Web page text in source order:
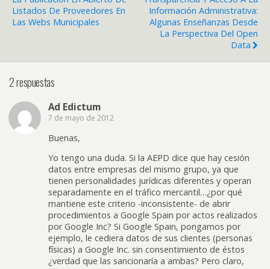
Listados De Proveedores En
Las Webs Municipales
Información Administrativa:
Algunas Enseñanzas Desde
La Perspectiva Del Open
Data
2 respuestas
Ad Edictum
7 de mayo de 2012
Buenas,
Yo tengo una duda. Si la AEPD dice que hay cesión
datos entre empresas del mismo grupo, ya que
tienen personalidades jurídicas diferentes y operan
separadamente en el tráfico mercantil…¿por qué
mantiene este criterio -inconsistente- de abrir
procedimientos a Google Spain por actos realizados
por Google Inc? Si Google Spain, pongamos por
ejemplo, le cediera datos de sus clientes (personas
físicas) a Google Inc. sin consentimiento de éstos
¿verdad que las sancionaría a ambas? Pero claro,